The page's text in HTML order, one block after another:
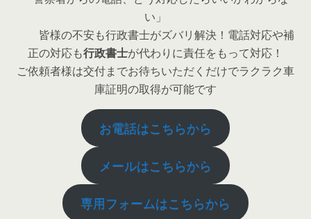
い」
皆様の不安も行政書士がズバリ解決！電話対応や補
正の対応も行政書士が代わりに責任をもって対応！
ご依頼者様は交付までお待ちいただくだけでラクラク車
庫証明の取得が可能です
お電話はこちらから
メールはこちらから
専用フォームはこちらから